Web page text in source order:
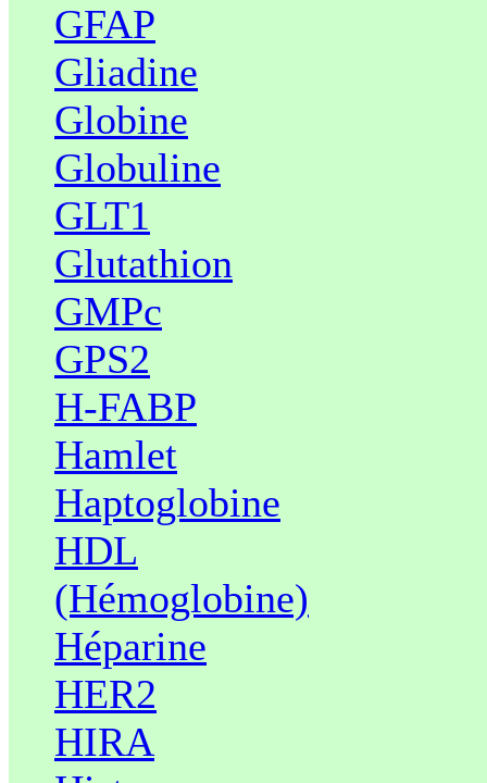
GFAP
Gliadine
Globine
Globuline
GLT1
Glutathion
GMPc
GPS2
H-FABP
Hamlet
Haptoglobine
HDL
(Hémoglobine)
Héparine
HER2
HIRA